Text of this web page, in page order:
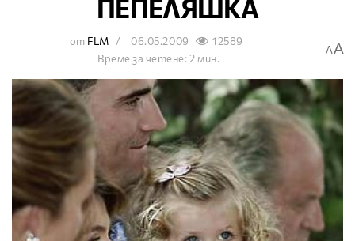
ПЕПЕЛЯШКА
от FLM 06.05.2009
12589
Време за четене: 2 мин.
AA